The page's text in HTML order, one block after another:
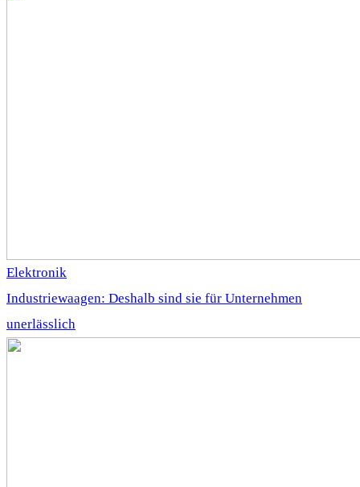
Elektronik
Industriewaagen: Deshalb sind sie für Unternehmen
unerlässlich